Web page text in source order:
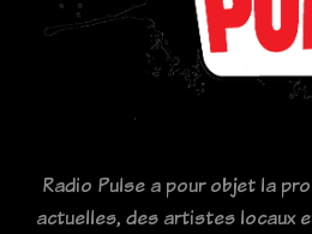
Radio Pulse a pour objet la
actuelles, des artistes locaux